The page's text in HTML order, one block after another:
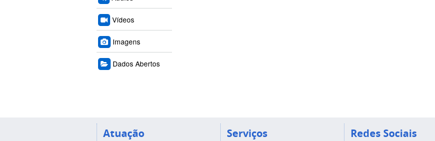
Vídeos
Imagens
Dados Abertos
Atuação Serviços Redes Sociais